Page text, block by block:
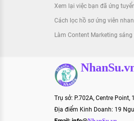
Xem lại việc bạn đã ứng
Cách lọc hồ sơ ứng viên
Làm Content Marketing sáng
Trụ sở: P.702A, Centre Point,
Địa điểm Kinh Doanh: 19